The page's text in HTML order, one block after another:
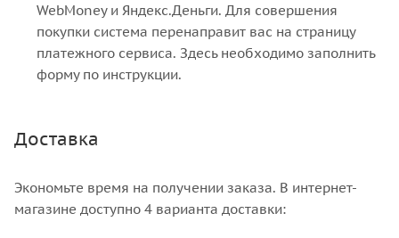
WebMoney и Яндекс.Деньги. Для совершения
покупки система перенаправит вас на страницу
платежного сервиса. Здесь необходимо заполнить
форму по инструкции.
Доставка
Экономьте время на получении заказа. В интернет-
магазине доступно 4 варианта доставки: